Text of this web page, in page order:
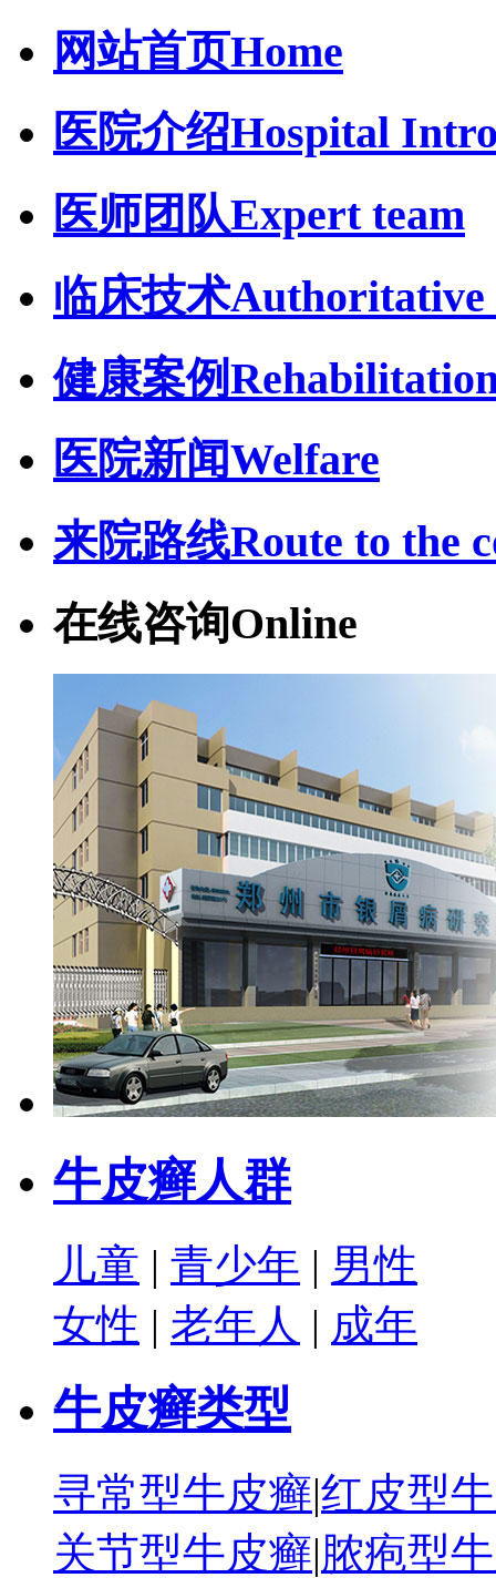
网站首页Home
医院介绍Hospital
医师团队Expert team
临床技术Authoritative
健康案例
医院新闻Welfare
来院路线Route to the
在线咨询Online
牛皮癣人群
儿童 | 青少年 | 男性
女性 | 老年人 | 成年
牛皮癣类型
寻常型牛皮癣|红皮型
关节型牛皮癣|脓疱型